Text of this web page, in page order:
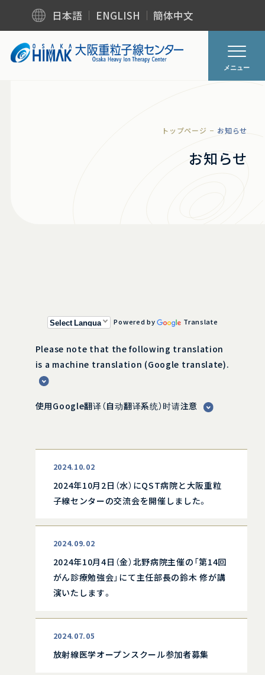
日本語 ENGLISH 簡体中文
メニュー
トップページ お知らせ
お知らせ
Powered by Translate
Please note that the following translation
is a machine translation (Google translate).
使用Google翻译（自动翻译系统）时请注意
2024.10.02
2024年10月2日（水）にQST病院と大阪重粒
子線センターの交流会を開催しました。
2024.09.02
2024年10月4日（金）北野病院主催の「第14回
がん診療勉強会」にて主任部長の鈴木 修が講
演いたします。
2024.07.05
放射線医学オープンスクール参加者募集